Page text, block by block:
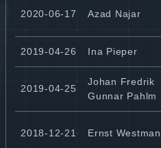
2020-06-17 Azad Najar
2019-04-26 Ina Pieper
2019-04-25
Johan Fredrik
Gunnar Pahlm
2018-12-21 Ernst Westman